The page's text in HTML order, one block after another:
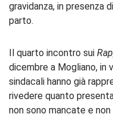
gravidanza, in presenza
parto.
Il quarto incontro sui
dicembre a Mogliano, in
sindacali hanno già
rivedere quanto
non sono mancate e